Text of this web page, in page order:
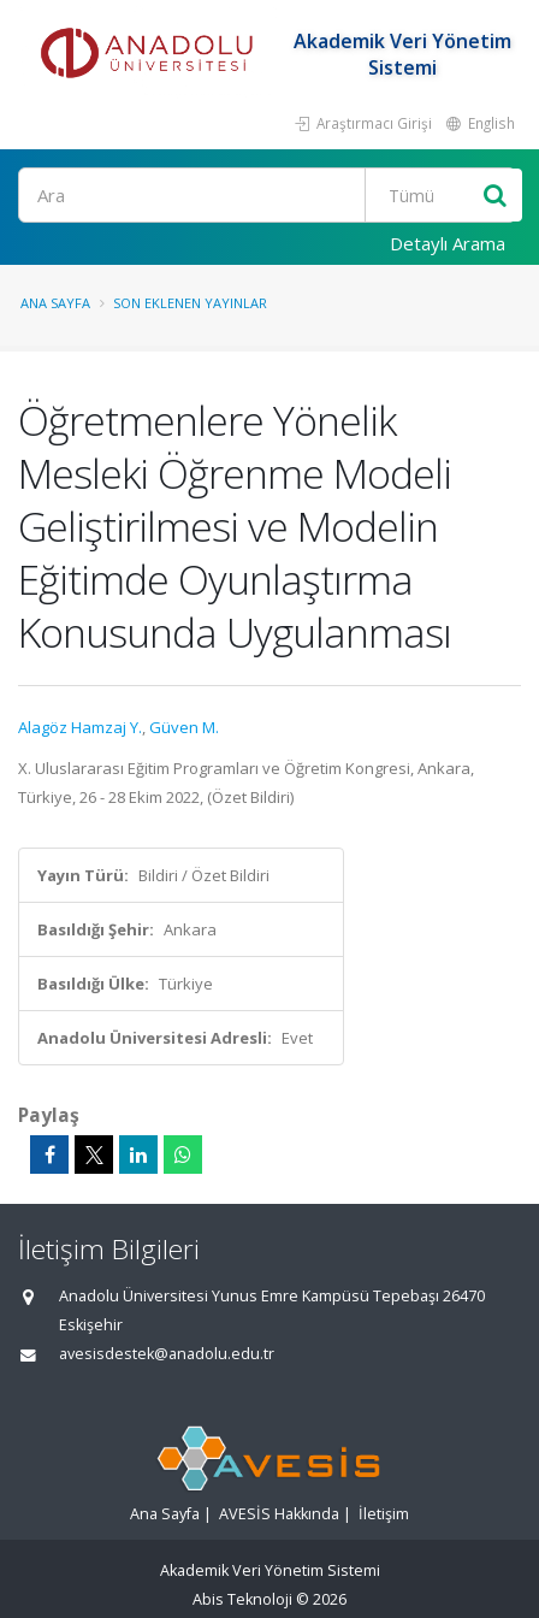
Akademik Veri Yönetim
Sistemi
Araştırmacı Girişi English
Ara
Detaylı Arama
ANA SAYFA SON EKLENEN YAYINLAR
Öğretmenlere Yönelik
Mesleki Öğrenme Modeli
Geliştirilmesi ve Modelin
Eğitimde Oyunlaştırma
Konusunda Uygulanması
Alagöz Hamzaj Y.,Güven M.
X. Uluslararası Eğitim Programları ve Öğretim Kongresi, Ankara,
Türkiye, 26 - 28 Ekim 2022, (Özet Bildiri)
Yayın Türü: Bildiri / Özet Bildiri
Basıldığı Şehir: Ankara
Basıldığı Ülke: Türkiye
Anadolu Üniversitesi Adresli: Evet
Paylaş
İletişim Bilgileri
Anadolu Üniversitesi Yunus Emre Kampüsü Tepebaşı 26470
Eskişehir
avesisdestek@anadolu.edu.tr
Ana Sayfa | AVESİS Hakkında | İletişim
Akademik Veri Yönetim Sistemi
Abis Teknoloji © 2026